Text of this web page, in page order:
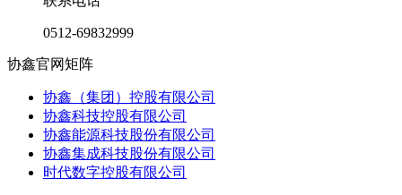
0512-69832999
协鑫官网矩阵
协鑫（集团）控股有限公司
协鑫科技控股有限公司
协鑫能源科技股份有限公司
协鑫集成科技股份有限公司
时代数字控股有限公司